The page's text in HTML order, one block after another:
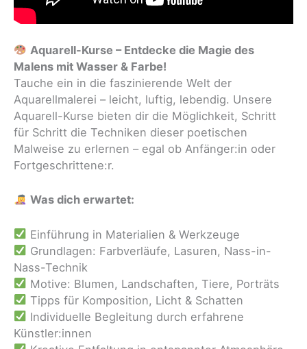
Aquarell-Kurse – Entdecke die Magie des
Malens mit Wasser & Farbe!
Tauche ein in die faszinierende Welt der
Aquarellmalerei – leicht, luftig, lebendig. Unsere
Aquarell-Kurse bieten dir die Möglichkeit, Schritt
für Schritt die Techniken dieser poetischen
Malweise zu erlernen – egal ob Anfänger:in oder
Fortgeschrittene:r.
Was dich erwartet:
Einführung in Materialien & Werkzeuge
Grundlagen: Farbverläufe, Lasuren, Nass-in-
Nass-Technik
Motive: Blumen, Landschaften, Tiere, Porträts
Tipps für Komposition, Licht & Schatten
Individuelle Begleitung durch erfahrene
Künstler:innen